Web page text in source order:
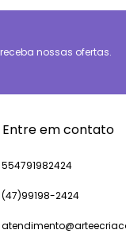
nossas ofertas.
Entre em contato
554791982424
(47)99198-2424